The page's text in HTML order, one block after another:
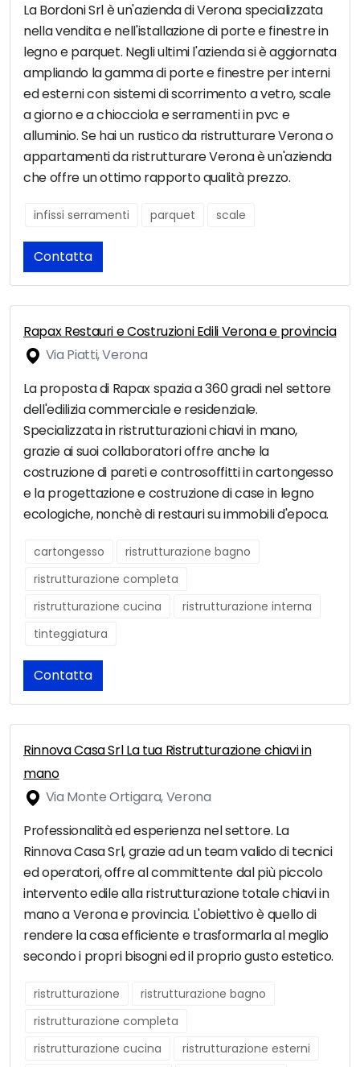
La Bordoni Srl è un'azienda di Verona specializzata
nella vendita e nell'istallazione di porte e finestre in
legno e parquet. Negli ultimi l'azienda si è aggiornata
ampliando la gamma di porte e finestre per interni
ed esterni con sistemi di scorrimento a vetro, scale
a giorno e a chiocciola e serramenti in pvc e
alluminio. Se hai un rustico da ristrutturare Verona o
appartamenti da ristrutturare Verona è un'azienda
che offre un ottimo rapporto qualità prezzo.
infissi serramenti parquet scale
Contatta
Rapax Restauri e Costruzioni Edili Verona e provincia
Via Piatti, Verona
La proposta di Rapax spazia a 360 gradi nel settore
dell'edilizia commerciale e residenziale.
Specializzata in ristrutturazioni chiavi in mano,
grazie ai suoi collaboratori offre anche la
costruzione di pareti e controsoffitti in cartongesso
e la progettazione e costruzione di case in legno
ecologiche, nonchè di restauri su immobili d'epoca.
cartongesso
ristrutturazione bagno
ristrutturazione completa
ristrutturazione cucina
ristrutturazione interna
tinteggiatura
Contatta
Rinnova Casa Srl La tua Ristrutturazione chiavi in
mano
Via Monte Ortigara, Verona
Professionalità ed esperienza nel settore. La
Rinnova Casa Srl, grazie ad un team valido di tecnici
ed operatori, offre al committente dal più piccolo
intervento edile alla ristrutturazione totale chiavi in
mano a Verona e provincia. L'obiettivo è quello di
rendere la casa efficiente e trasformarla al meglio
secondo i propri bisogni ed il proprio gusto estetico.
ristrutturazione
ristrutturazione bagno
ristrutturazione completa
ristrutturazione cucina
ristrutturazione esterni